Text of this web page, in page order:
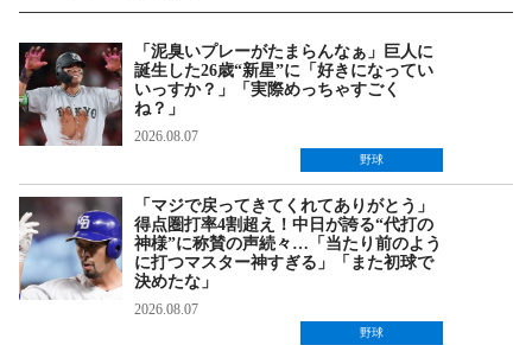
「泥臭いプレーがたまらんなぁ」巨人に
誕生した26歳“新星”に「好きになってい
いっすか？」「実際めっちゃすごく
ね？」
2026.08.07
野球
「マジで戻ってきてくれてありがとう」
得点圏打率4割超え！中日が誇る“代打の
神様”に称賛の声続々…「当たり前のよう
に打つマスター神すぎる」「また初球で
決めたな」
2026.08.07
野球